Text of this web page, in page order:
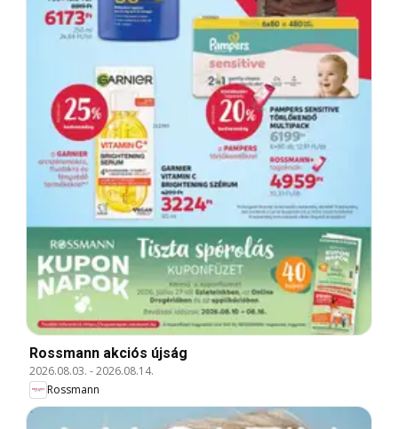
Rossmann akciós újság
2026.08.03. -2026.08.14.
Rossmann